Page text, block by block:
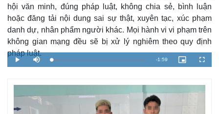
hội văn minh, đúng pháp luật, không chia sẻ, bình luận
hoặc đăng tải nội dung sai sự thật, xuyên tạc, xúc phạm
danh dự, nhân phẩm người khác. Mọi hành vi vi phạm trên
không gian mạng đều sẽ bị xử lý nghiêm theo quy định
pháp luật.
P
l
M
u
L
o
d
6
R
a
-1:59
P
i
r
F
u
c